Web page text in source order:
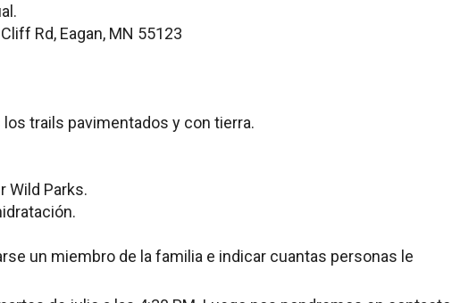
Rd, Eagan, MN 55123
trails pavimentados y con tierra.
Wild Parks.
un miembro de la familia e indicar cuantas personas le